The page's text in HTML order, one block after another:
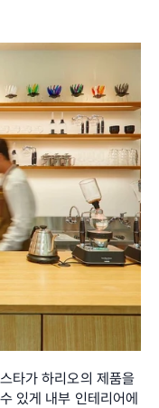
타가 하리오의 제품을
있게 내부 인테리어에